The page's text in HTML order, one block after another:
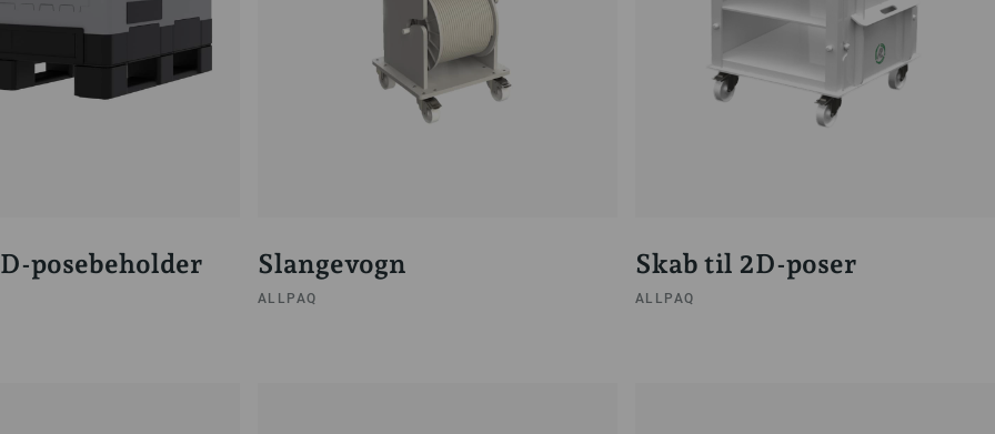
posebeholder Slangevogn
ALLPAQ
Skab til 2D-poser
ALLPAQ